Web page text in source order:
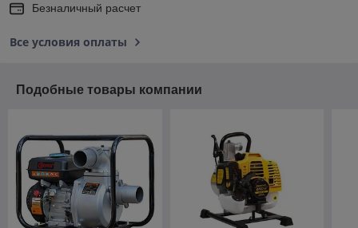
Безналичный расчет
Все условия оплаты
Подобные товары компании